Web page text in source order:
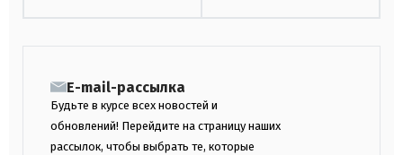
E-mail-рассылка
Будьте в курсе всех новостей и
обновлений! Перейдите на страницу наших
рассылок, чтобы выбрать те, которые